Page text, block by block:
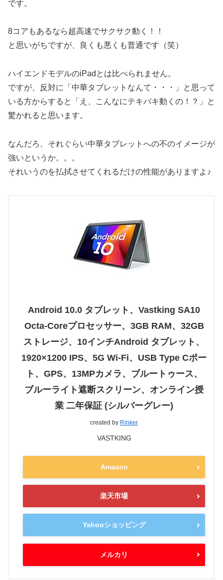
です。
8コアもあるなら超高速でサクサク動く！！
と思いがちですが、良くも悪くも普通です（笑）
ハイエンドモデルのiPadとは比べられません。
ですが、反対に「中華タブレットなんて・・・」と思って
いる方からすると「え、こんなにテキパキ動くの！？」と
驚かれると思います。
なんだろ、それぐらい中華タブレットへの不のイメージが
強いというか。。。
それいうのを払拭させてくれるだけの性能がありますよ♪
Android 10.0 タブレット、Vastking SA10
Octa-Coreプロセッサー、3GB RAM、32GB
ストレージ、10インチAndroid タブレット、
1920×1200 IPS、5G Wi-Fi、USB Type Cポー
ト、GPS、13MPカメラ、ブルートゥース、
ブルーライト遮断スクリーン、オンライン授
業 二年保証 (シルバーグレー)
created by Rinker
VASTKING
Amazon
楽天市場
Yahooショッピング
メルカリ